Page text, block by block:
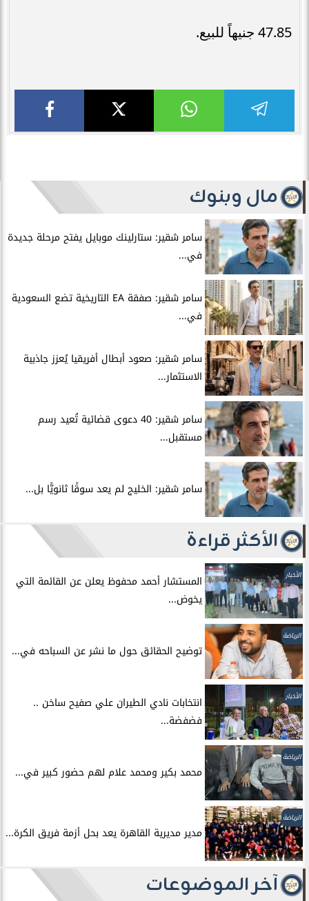
47.85 جنيهاً للبيع.
مال وبنوك
سامر شقير: ستارلينك موبايل يفتح مرحلة جديدة
في...
سامر شقير: صفقة EA التاريخية تضع السعودية
في...
سامر شقير: صعود أبطال أفريقيا يُعزز جاذبية
الاستثمار...
سامر شقير: 40 دعوى قضائية تُعيد رسم
مستقبل...
سامر شقير: الخليج لم يعد سوقًا ثانويًّا بل...
الأكثر قراءة
الأخبار
المستشار أحمد محفوظ يعلن عن القائمة التي
يخوض...
الرياضة
توضيح الحقائق حول ما نشر عن السباحه في...
الأخبار
انتخابات نادي الطيران علي صفيح ساخن ..
فضفضة...
الرياضة
محمد بكير ومحمد علام لهم حضور كبير في...
الرياضة
مدير مديرية القاهرة يعد بحل أزمة فريق الكرة...
آخر الموضوعات